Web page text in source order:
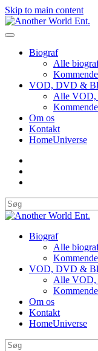
Skip to main content
Biograf
Alle
VOD, DVD &
Alle
Om os
Kontakt
HomeUniverse
Biograf
Alle
VOD, DVD &
Alle
Om os
Kontakt
HomeUniverse